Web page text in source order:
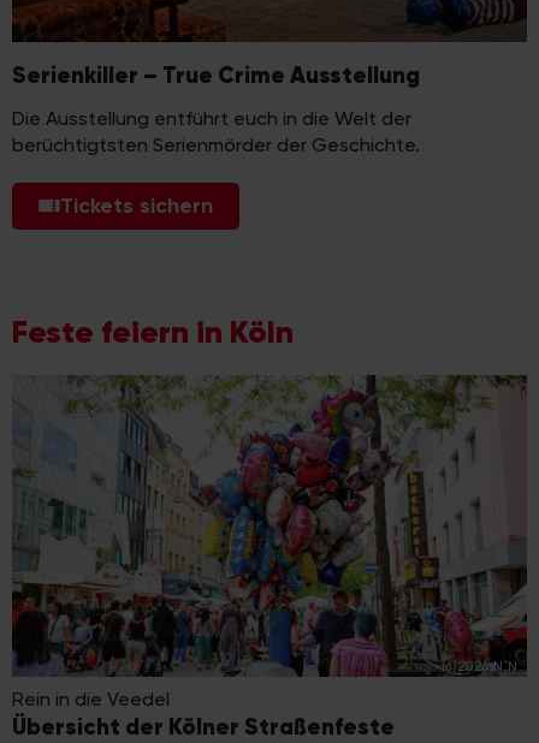
Serienkiller – True Crime Ausstellung
Die Ausstellung entführt euch in die Welt der
berüchtigtsten Serienmörder der Geschichte.
Tickets sichern
Feste feiern in Köln
(c)2026 N.N.
Rein in die Veedel
Übersicht der Kölner Straßenfeste